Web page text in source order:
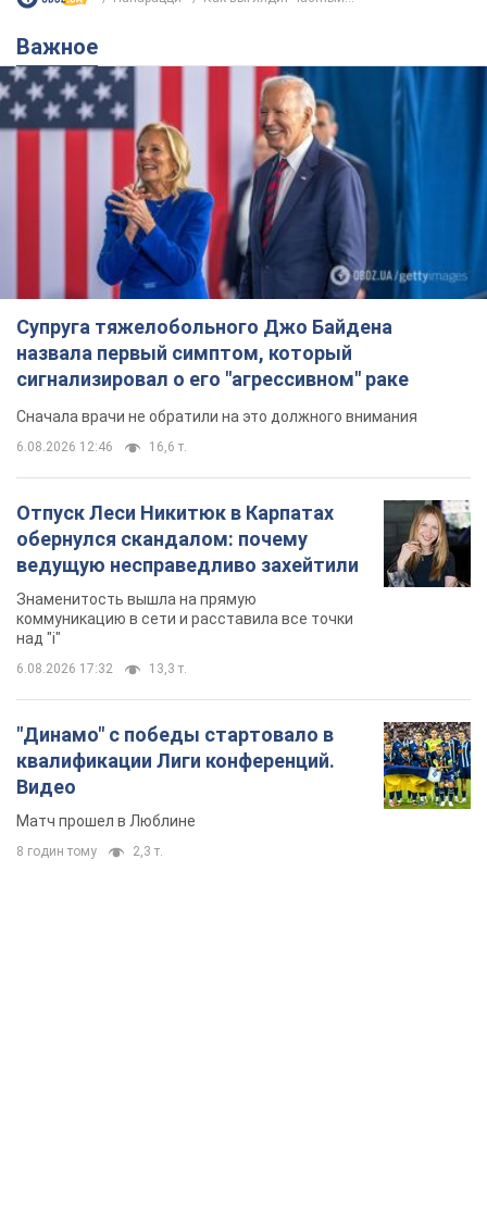
Важное
Супруга тяжелобольного Джо Байдена
назвала первый симптом, который
сигнализировал о его "агрессивном" раке
Сначала врачи не обратили на это должного внимания
6.08.2026 12:46 16,6 т.
Отпуск Леси Никитюк в Карпатах
обернулся скандалом: почему
ведущую несправедливо захейтили
Знаменитость вышла на прямую
коммуникацию в сети и расставила все точки
над "i"
6.08.2026 17:32 13,3 т.
"Динамо" с победы стартовало в
квалификации Лиги конференций.
Видео
Матч прошел в Люблине
8 годин тому 2,3 т.